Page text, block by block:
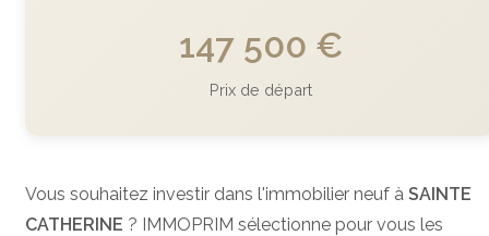
147 500 €
Prix de départ
Vous souhaitez investir dans l'immobilier neuf à SAINTE
CATHERINE ? IMMOPRIM sélectionne pour vous les